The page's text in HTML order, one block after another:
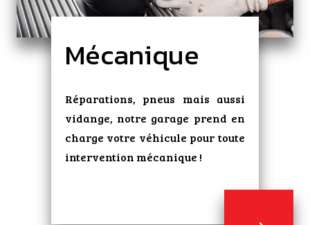
Mécanique
Réparations, pneus mais aussi
vidange, notre garage prend en
charge votre véhicule pour toute
intervention mécanique !